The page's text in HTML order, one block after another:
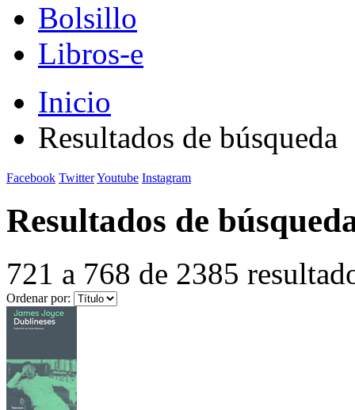
Bolsillo
Libros-e
Inicio
Resultados de búsqueda
Facebook TwitterYoutube Instagram
Resultados de
721 a 768 de 2385
Ordenar por: